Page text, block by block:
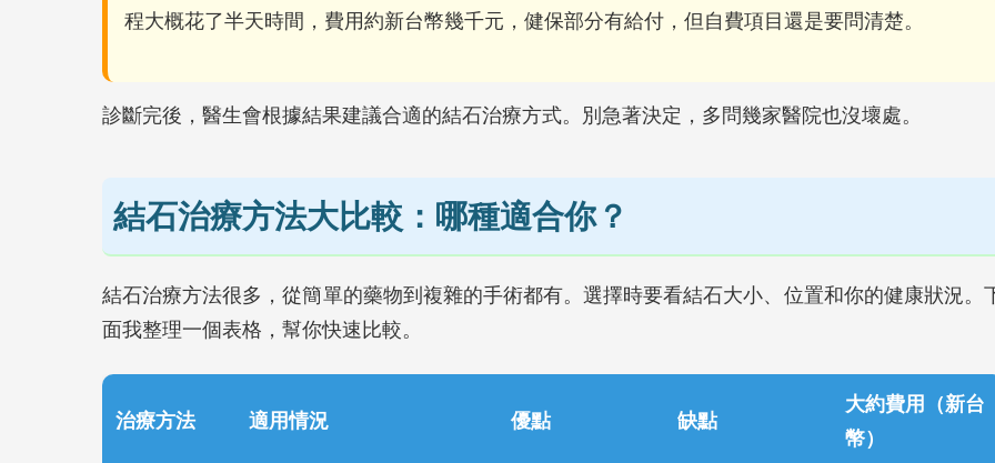
程大概花了半天時間，費用約新台幣幾千元，健保部分有給付，但自費項目還是要問清楚。
診斷完後，醫生會根據結果建議合適的結石治療方式。別急著決定，多問幾家醫院也沒壞處。
結石治療方法大比較：哪種適合你？
結石治療方法很多，從簡單的藥物到複雜的手術都有。選擇時要看結石大小、位置和你的健康狀況。
面我整理一個表格，幫你快速比較。
治療方法 適用情況 優點 缺點
大約費用（新台
幣）